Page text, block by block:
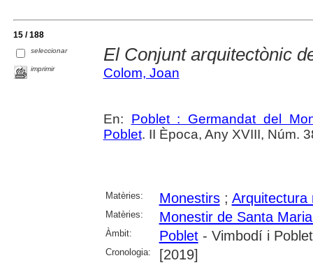
15 / 188
seleccionar
imprimir
El Conjunt arquitectònic
Colom, Joan
En: Poblet : Germandat del
Poblet. II Època, Any XVIII, Núm.
Matèries: Monestirs; Arquitectura
Matèries: Monestir de Santa
Àmbit: Poblet- Vimbodí i Poblet
Cronologia: [2019]